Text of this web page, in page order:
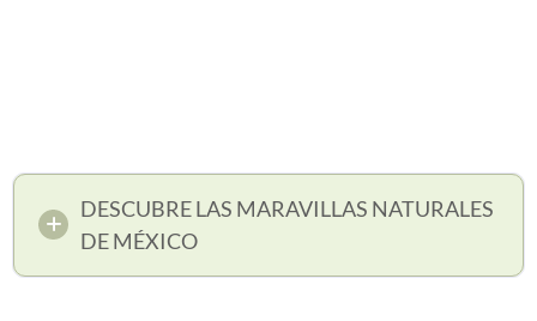
DESCUBRE LAS MARAVILLAS NATURALES
DE MÉXICO